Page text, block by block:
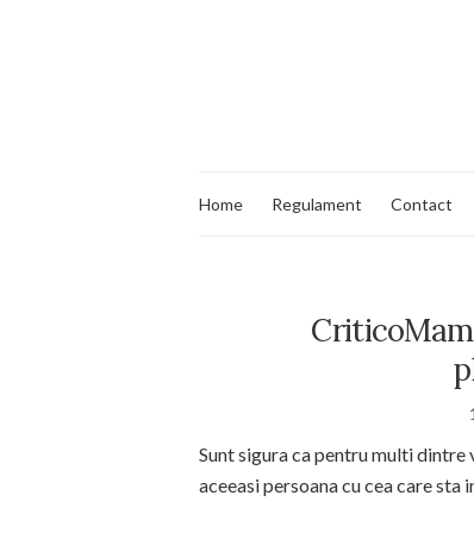
Home Regulament Contact
Sunt sigura ca pentru multi dintre
aceeasi persoana cu cea care sta